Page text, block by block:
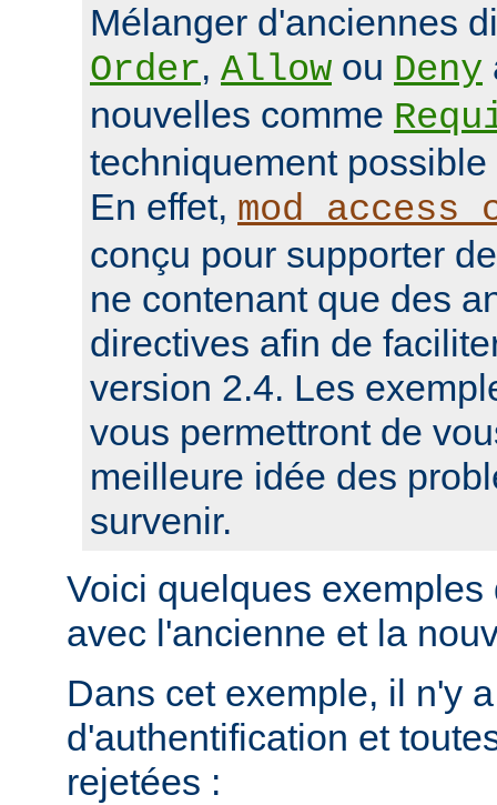
Mélanger d'anciennes
Order, Allow ou Deny
nouvelles comme
techniquement
En effet,
conçu pour supporter
ne contenant que des
directives afin de
version 2.4. Les
vous permettront de
meilleure idée des
survenir.
Voici quelques
avec l'ancienne et la
Dans cet exemple, il n'y
d'authentification et
rejetées :